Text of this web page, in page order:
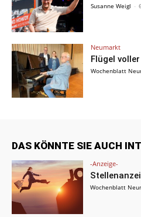
Susanne Weigl -
Neumarkt
Flügel
Wochenblatt
DAS KÖNNTE SIE AUCH
-Anzeige-
Wochenblatt